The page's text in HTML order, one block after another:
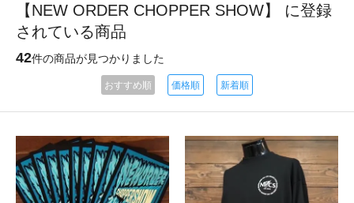
【NEW ORDER CHOPPER SHOW】 に登録
されている商品
42件の商品が見つかりました
おすすめ順 価格順 新着順